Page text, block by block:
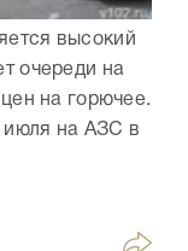
высокий
очереди на
на горючее.
июля на АЗС в